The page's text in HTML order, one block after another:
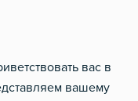
вас в
вашему